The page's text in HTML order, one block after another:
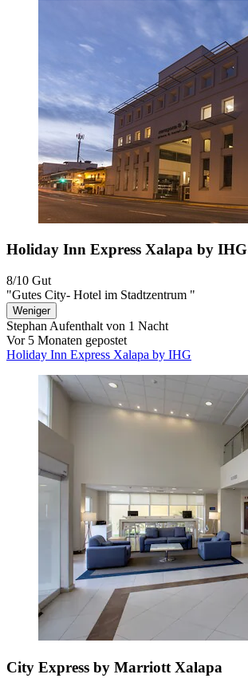
Holiday Inn Express Xalapa by IHG
8/10 Gut
"Gutes City- Hotel im Stadtzentrum "
Weniger
Stephan Aufenthalt von 1 Nacht
Vor 5 Monaten gepostet
Holiday Inn Express Xalapa by IHG
City Express by Marriott Xalapa